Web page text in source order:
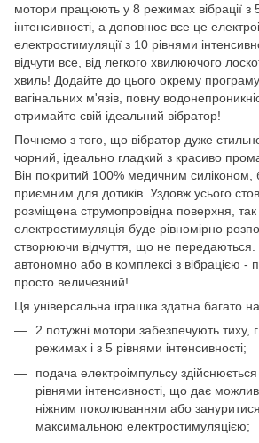
мотори працюють у 8 режимах вібрації з
інтенсивності, а доповнює все це
електростимуляції з 10 рівнями
відчути все, від легкого хвилюючого
хвиль! Додайте до цього окрему
вагінальних м'язів, повну
отримайте свій ідеальний вібратор!
Почнемо з того, що вібратор дуже
чорний, ідеально гладкий з красиво
Він покритий 100% медичним силіконом,
приємним для дотиків. Уздовж усього
розміщена струмопровідна поверхня,
електростимуляція буде рівномірно
створюючи відчуття, що не передаються.
автономно або в комплексі з вібрацією -
просто величезний!
Ця універсальна іграшка здатна багато
2 потужні мотори забезпечують тиху,
режимах і з 5 рівнями інтенсивності;
подача електроімпульсу
рівнями інтенсивності, що дає
ніжним поколюванням або зануритися
максимальною електростимуляцією;